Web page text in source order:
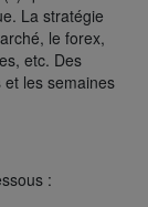
La stratégie
le forex,
etc. Des
les semaines
: